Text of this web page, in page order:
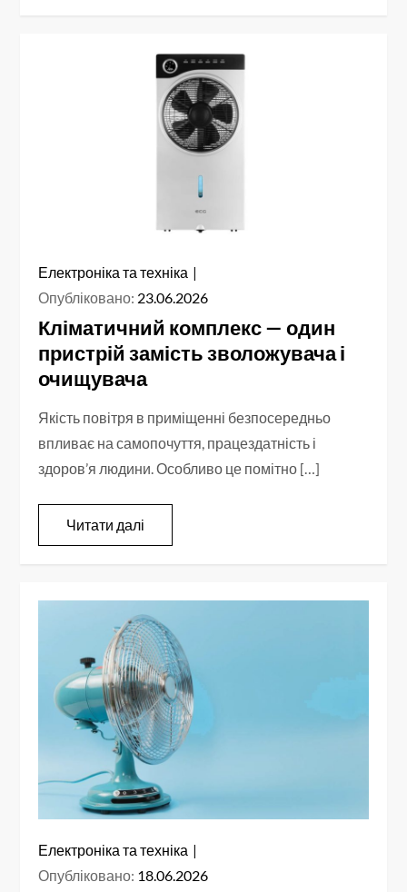
Електроніка та техніка
Опубліковано: 23.06.2026
Кліматичний комплекс — один
пристрій замість зволожувача і
очищувача
Якість повітря в приміщенні безпосередньо
впливає на самопочуття, працездатність і
здоров’я людини. Особливо це помітно […]
Читати далі
Електроніка та техніка
Опубліковано: 18.06.2026